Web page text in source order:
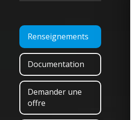
Renseignements
Documentation
Demander une
offre